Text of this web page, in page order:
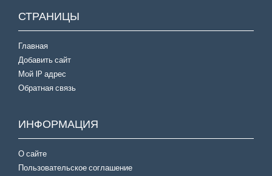
СТРАНИЦЫ
Главная
Добавить сайт
Мой IP адрес
Обратная связь
ИНФОРМАЦИЯ
О сайте
Пользовательское соглашение